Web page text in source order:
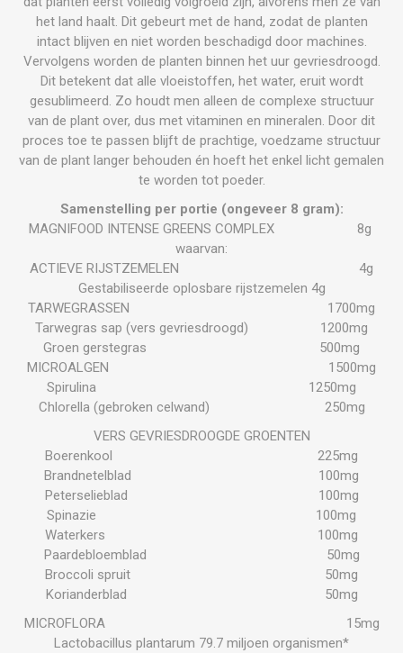
het land haalt. Dit gebeurt met de hand, zodat de planten
intact blijven en niet worden beschadigd door machines.
Vervolgens worden de planten binnen het uur gevriesdroogd.
Dit betekent dat alle vloeistoffen, het water, eruit wordt
gesublimeerd. Zo houdt men alleen de complexe structuur
van de plant over, dus met vitaminen en mineralen. Door dit
proces toe te passen blijft de prachtige, voedzame structuur
van de plant langer behouden én hoeft het enkel licht gemalen
te worden tot poeder.
Samenstelling per portie (ongeveer 8 gram):
MAGNIFOOD INTENSE GREENS COMPLEX 8g
waarvan:
ACTIEVE RIJSTZEMELEN 4g
Gestabiliseerde oplosbare rijstzemelen 4g
TARWEGRASSEN 1700mg
Tarwegras sap (vers gevriesdroogd) 1200mg
Groen gerstegras 500mg
MICROALGEN 1500mg
Spirulina 1250mg
Chlorella (gebroken celwand) 250mg
VERS GEVRIESDROOGDE GROENTEN
Boerenkool 225mg
Brandnetelblad 100mg
Peterselieblad 100mg
Spinazie 100mg
Waterkers 100mg
Paardebloemblad 50mg
Broccoli spruit 50mg
Korianderblad 50mg
MICROFLORA 15mg
Lactobacillus plantarum 79.7 miljoen organismen*